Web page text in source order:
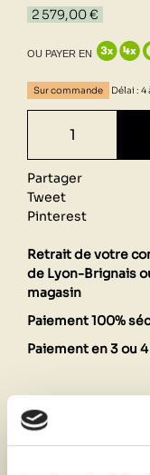
2 579,00 €
OU PAYER EN
Sur commande Délai : 4
Partager
Tweet
Pinterest
Retrait de votre
de Lyon-Brignais
magasin
Paiement 100%
Paiement en 3 ou
Description